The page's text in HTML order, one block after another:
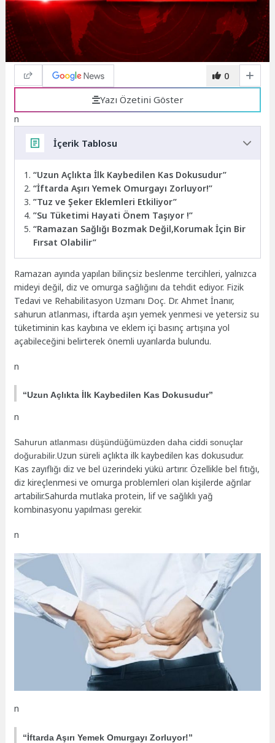
0
Yazı Özetini Göster
n
İçerik Tablosu
“Uzun Açlıkta İlk Kaybedilen Kas Dokusudur”
“İftarda Aşırı Yemek Omurgayı Zorluyor!”
”Tuz ve Şeker Eklemleri Etkiliyor”
”Su Tüketimi Hayati Önem Taşıyor !”
“Ramazan Sağlığı Bozmak Değil,Korumak İçin Bir
Fırsat Olabilir”
Ramazan ayında yapılan bilinçsiz beslenme tercihleri, yalnızca
mideyi değil, diz ve omurga sağlığını da tehdit ediyor. Fizik
Tedavi ve Rehabilitasyon Uzmanı Doç. Dr. Ahmet İnanır,
sahurun atlanması, iftarda aşırı yemek yenmesi ve yetersiz su
tüketiminin kas kaybına ve eklem içi basınç artışına yol
açabileceğini belirterek önemli uyarılarda bulundu.
n
“Uzun Açlıkta İlk Kaybedilen Kas Dokusudur”
n
Sahurun atlanması düşündüğümüzden daha ciddi sonuçlar
doğurabilir.Uzun süreli açlıkta ilk kaybedilen kas dokusudur.
Kas zayıflığı diz ve bel üzerindeki yükü artırır. Özellikle bel fıtığı,
diz kireçlenmesi ve omurga problemleri olan kişilerde ağrılar
artabilir.Sahurda mutlaka protein, lif ve sağlıklı yağ
kombinasyonu yapılması gerekir.
n
n
“İftarda Aşırı Yemek Omurgayı Zorluyor!”